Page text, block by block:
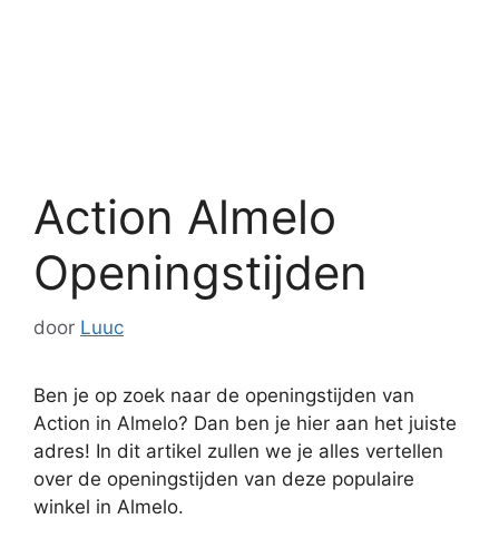
Action Almelo
Openingstijden
door Luuc
Ben je op zoek naar de openingstijden van
Action in Almelo? Dan ben je hier aan het juiste
adres! In dit artikel zullen we je alles vertellen
over de openingstijden van deze populaire
winkel in Almelo.